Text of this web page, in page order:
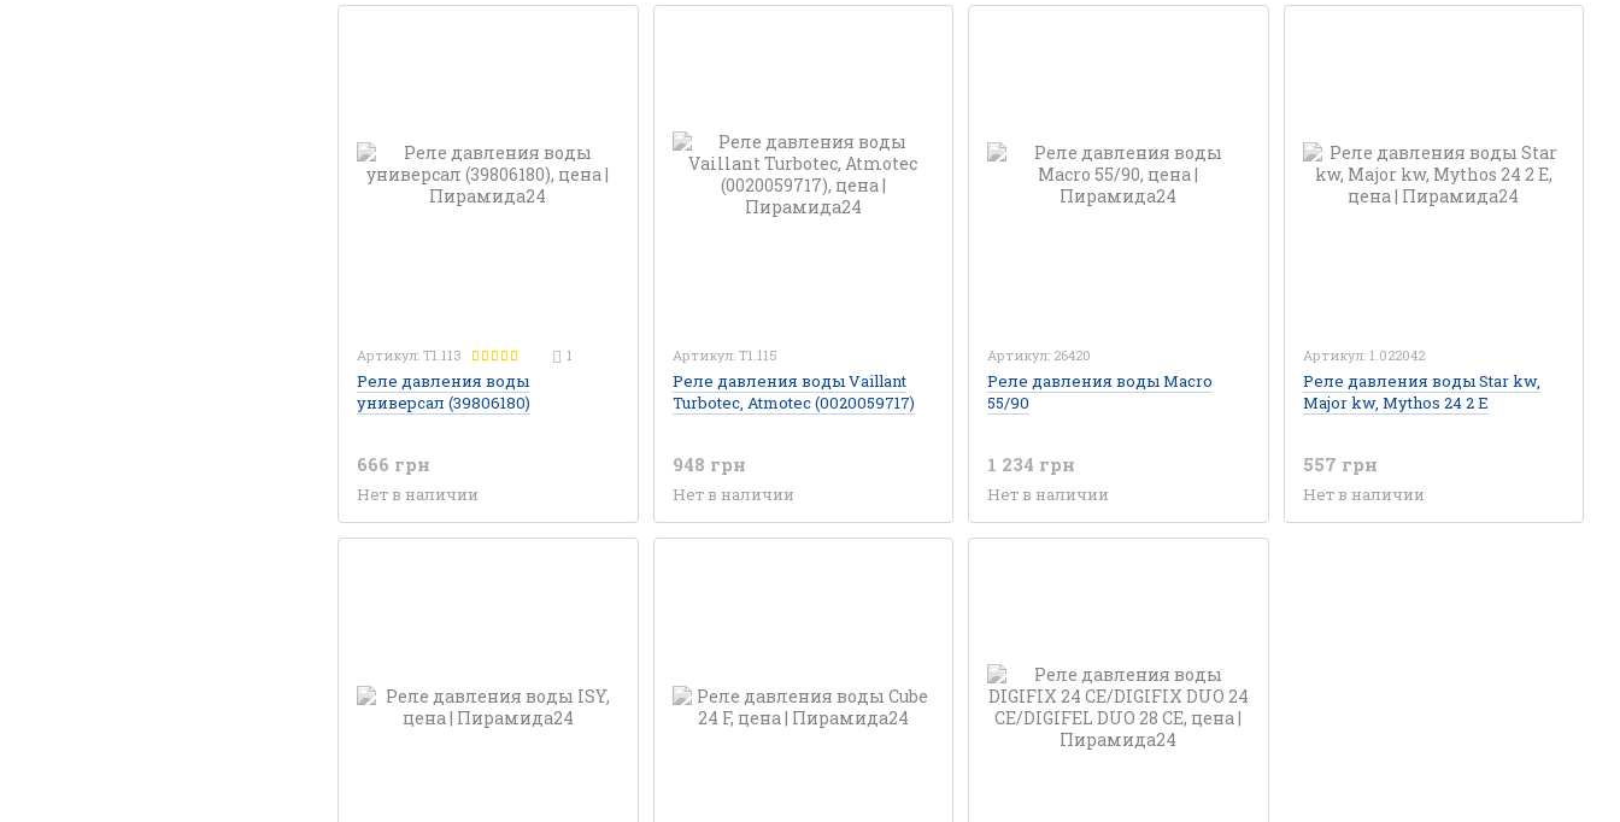
Артикул: T1.113 1
Реле давления воды
универсал (39806180)
666 грн
Нет в наличии
Артикул: T1.115
Реле давления воды Vaillant
Turbotec, Atmotec (0020059717)
948 грн
Нет в наличии
Артикул: 26420
Реле давления воды Macro
55/90
1 234 грн
Нет в наличии
Артикул: 1.022042
Реле давления воды Star kw,
Major kw, Mythos 24 2 Е
557 грн
Нет в наличии